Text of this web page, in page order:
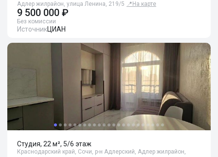
Адлер жилрайон, улица Ленина, 219/5 📍 На карте
9 500 000 ₽
Без комиссии
ИсточникЦИАН
Студия, 22 м², 5/6 этаж
Краснодарский край, Сочи, р-н Адлерский, Адлер жилрайон,